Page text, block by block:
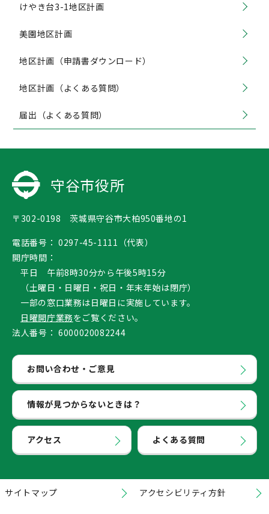
けやき台3-1地区計画
美園地区計画
地区計画（申請書ダウンロード）
地区計画（よくある質問）
届出（よくある質問）
守谷市役所
〒302-0198 茨城県守谷市大柏950番地の1
電話番号： 0297-45-1111（代表）
開庁時間：
平日 午前8時30分から午後5時15分
（土曜日・日曜日・祝日・年末年始は閉庁）
一部の窓口業務は日曜日に実施しています。
日曜開庁業務をご覧ください。
法人番号： 6000020082244
お問い合わせ・ご意見
情報が見つからないときは？
アクセス よくある質問
サイトマップ アクセシビリティ方針